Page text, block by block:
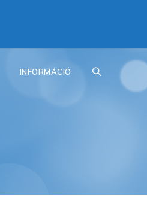
INFORMÁCIÓ